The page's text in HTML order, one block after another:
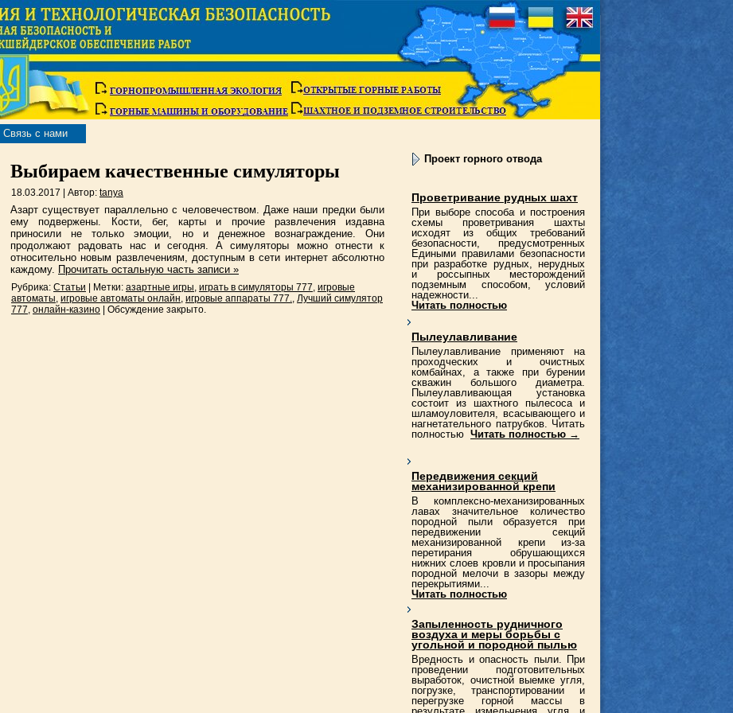
Связь с нами
Выбираем качественные симуляторы
18.03.2017 | Автор: tanya
Азарт существует параллельно с человечеством. Даже наши предки были
ему подвержены. Кости, бег, карты и прочие развлечения издавна
приносили не только эмоции, но и денежное вознаграждение. Они
продолжают радовать нас и сегодня. А симуляторы можно отнести к
относительно новым развлечениям, доступным в сети интернет абсолютно
каждому. Прочитать остальную часть записи »
Рубрика: Статьи | Метки: азартные игры играть в симуляторы 777 игровые
автоматы игровые автоматы онлайн игровые аппараты 777.
Лучший симулятор
777 онлайн-казино | Обсуждение закрыто.
Проект горного отвода
Проветривание рудных шахт
При выборе способа и построения
схемы проветривания шахты
исходят из общих требований
безопасности, предусмотренных
Едиными правилами безопасности
при разработке рудных, нерудных
и россыпных месторождений
подземным способом, условий
надежности...
Читать полностью
Пылеулавливание
Пылеулавливание применяют на
проходческих и очистных
комбайнах, а также при бурении
скважин большого диаметра.
Пылеулавливающая установка
состоит из шахтного пылесоса и
шламоуловителя, всасывающего и
нагнетательного патрубков. Читать
полностью Читать полностью →
Передвижения секций
механизированной крепи
В комплексно-механизированных
лавах значительное количество
породной пыли образуется при
передвижении секций
механизированной крепи из-за
перетирания обрушающихся
нижних слоев кровли и просыпания
породной мелочи в зазоры между
перекрытиями...
Читать полностью
Запыленность рудничного
воздуха и меры борьбы с
угольной и породной пылью
Вредность и опасность пыли. При
проведении подготовительных
выработок, очистной выемке угля,
погрузке, транспортировании и
перегрузке горной массы в